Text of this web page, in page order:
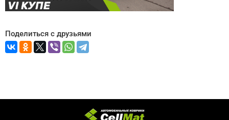
Поделиться с друзьями